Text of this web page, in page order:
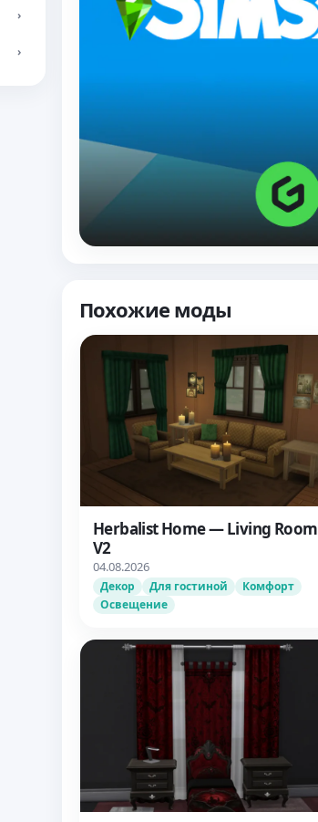
›
›
Похожие моды
Herbalist Home — Living Room
V2
04.08.2026
Декор Для гостиной
Комфорт
Освещение